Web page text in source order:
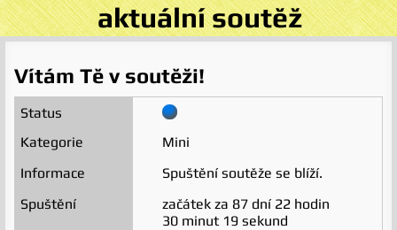
aktuální soutěž
Vítám Tě v soutěži!
Mini
Spuštění soutěže se blíží.
začátek za 87 dní 22 hodin
30 minut 19 sekund